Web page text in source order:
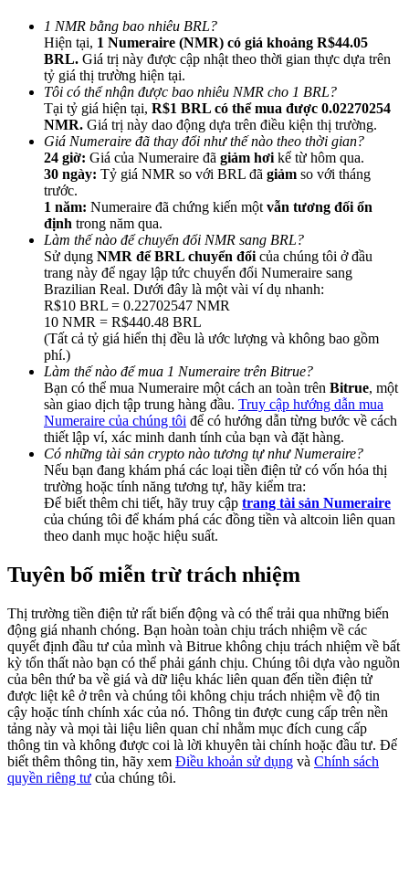
Giới thiệu
Mời một người bạn để nhận phần thưởng tiền mặt
Deposit CASHCAT & Win
Deposit CASHCAT & Win
Share 500000 CASHCAT prize pool
Exclusive for BitMart Users
Precious Metals Trading Carnival
Trade Gold & Silver · 33,333 USDT Bonus
USDT New User Exclusive 10% APR
USDT Flexible Staking | Daily Rewards
1 NMR bằng bao nhiêu BRL?
Hiện tại, 1 Numeraire (NMR) có giá khoảng R$44.05
BRL. Giá trị này được cập nhật theo thời gian thực dựa trên
tỷ giá thị trường hiện tại.
Tôi có thể nhận được bao nhiêu NMR cho 1 BRL?
Tại tỷ giá hiện tại, R$1 BRL có thể mua được 0.02270254
NMR. Giá trị này dao động dựa trên điều kiện thị trường.
Giá Numeraire đã thay đổi như thế nào theo thời gian?
24 giờ: Giá của Numeraire đã giảm hơi kể từ hôm qua.
30 ngày: Tỷ giá NMR so với BRL đã giảm so với tháng
trước.
1 năm: Numeraire đã chứng kiến một vẫn tương đối ổn
định trong năm qua.
Làm thế nào để chuyển đổi NMR sang BRL?
Sử dụng NMR để BRL chuyển đổi của chúng tôi ở đầu
trang này để ngay lập tức chuyển đổi Numeraire sang
Brazilian Real. Dưới đây là một vài ví dụ nhanh:
R$10 BRL = 0.22702547 NMR
10 NMR = R$440.48 BRL
(Tất cả tỷ giá hiển thị đều là ước lượng và không bao gồm
phí.)
Làm thế nào để mua 1 Numeraire trên Bitrue?
Bạn có thể mua Numeraire một cách an toàn trên Bitrue, một
sàn giao dịch tập trung hàng đầu. Truy cập hướng dẫn mua
Numeraire của chúng tôi để có hướng dẫn từng bước về cách
thiết lập ví, xác minh danh tính của bạn và đặt hàng.
Có những tài sản crypto nào tương tự như Numeraire?
Nếu bạn đang khám phá các loại tiền điện tử có vốn hóa thị
trường hoặc tính năng tương tự, hãy kiểm tra:
Để biết thêm chi tiết, hãy truy cập trang tài sản Numeraire
của chúng tôi để khám phá các đồng tiền và altcoin liên quan
theo danh mục hoặc hiệu suất.
Tuyên bố miễn trừ trách nhiệm
Thị trường tiền điện tử rất biến động và có thể trải qua những biến
động giá nhanh chóng. Bạn hoàn toàn chịu trách nhiệm về các
quyết định đầu tư của mình và Bitrue không chịu trách nhiệm về bất
kỳ tổn thất nào bạn có thể phải gánh chịu. Chúng tôi dựa vào nguồn
của bên thứ ba về giá và dữ liệu khác liên quan đến tiền điện tử
được liệt kê ở trên và chúng tôi không chịu trách nhiệm về độ tin
cậy hoặc tính chính xác của nó. Thông tin được cung cấp trên nền
tảng này và mọi tài liệu liên quan chỉ nhằm mục đích cung cấp
thông tin và không được coi là lời khuyên tài chính hoặc đầu tư. Để
biết thêm thông tin, hãy xem Điều khoản sử dụng và Chính sách
quyền riêng tư của chúng tôi.